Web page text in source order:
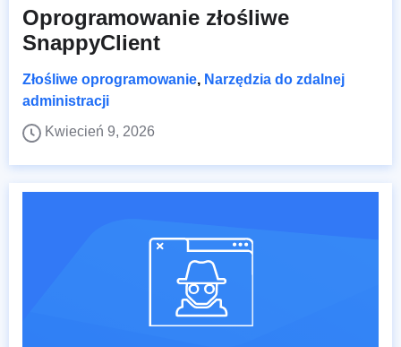
Oprogramowanie złośliwe
SnappyClient
Złośliwe oprogramowanie, Narzędzia do zdalnej
administracji
Kwiecień 9, 2026